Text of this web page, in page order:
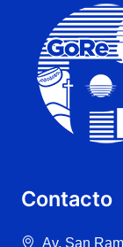
Contacto
Av. San